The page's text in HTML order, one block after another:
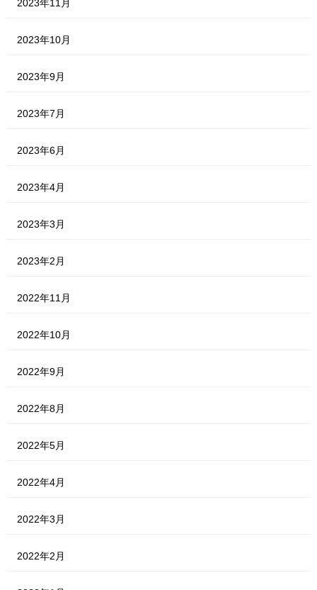
2023年11月
2023年10月
2023年9月
2023年7月
2023年6月
2023年4月
2023年3月
2023年2月
2022年11月
2022年10月
2022年9月
2022年8月
2022年5月
2022年4月
2022年3月
2022年2月